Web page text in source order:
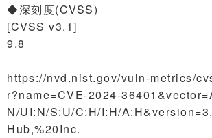
◆深刻度(CVSS)
[CVSS v3.1]
9.8
https://nvd.nist.gov/vuln-metrics/
r?name=CVE-2024-
N/UI:N/S:U/C:H/I:H/
Hub,%20Inc.